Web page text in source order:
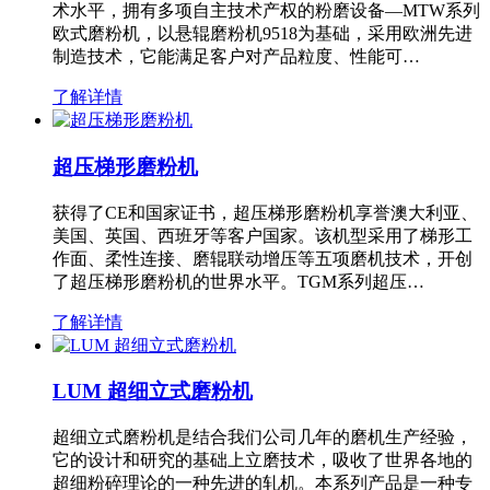
术水平，拥有多项自主技术产权的粉磨设备—MTW系列
欧式磨粉机，以悬辊磨粉机9518为基础，采用欧洲先进
制造技术，它能满足客户对产品粒度、性能可…
了解详情
超压梯形磨粉机
获得了CE和国家证书，超压梯形磨粉机享誉澳大利亚、
美国、英国、西班牙等客户国家。该机型采用了梯形工
作面、柔性连接、磨辊联动增压等五项磨机技术，开创
了超压梯形磨粉机的世界水平。TGM系列超压…
了解详情
LUM 超细立式磨粉机
超细立式磨粉机是结合我们公司几年的磨机生产经验，
它的设计和研究的基础上立磨技术，吸收了世界各地的
超细粉碎理论的一种先进的轧机。本系列产品是一种专